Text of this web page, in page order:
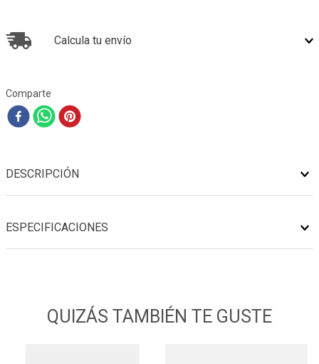
Calcula tu envío
Comparte
DESCRIPCIÓN
ESPECIFICACIONES
QUIZÁS TAMBIÉN TE GUSTE